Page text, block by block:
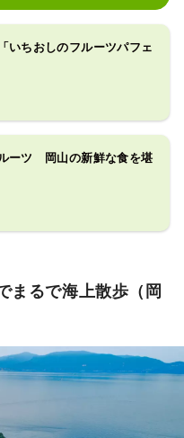
いちおしのフルーツパフェ
ーツ 岡山の新鮮な食を堪
まるで海上散歩（岡